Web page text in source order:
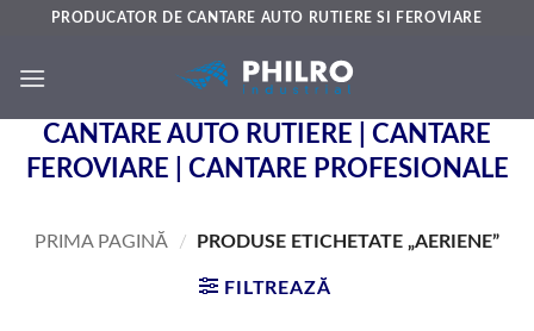
content
PRODUCATOR DE CANTARE AUTO RUTIERE SI FEROVIARE
CANTARE AUTO RUTIERE | CANTARE
FEROVIARE | CANTARE PROFESIONALE
PRIMA PAGINĂ / PRODUSE ETICHETATE „AERIENE”
FILTREAZĂ